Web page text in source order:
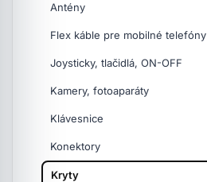
Antény
Flex káble pre mobilné telefóny
Joysticky, tlačidlá, ON-OFF
Kamery, fotoaparáty
Klávesnice
Konektory
Kryty